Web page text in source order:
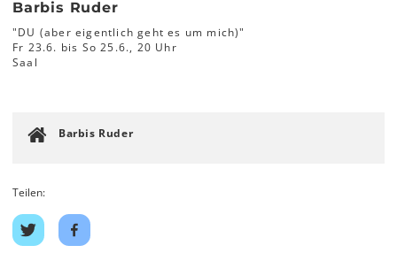
Barbis Ruder
"DU (aber eigentlich geht es um mich)"
Fr 23.6. bis So 25.6., 20 Uhr
Saal
Barbis Ruder
Teilen:
Auf
Twitter
Auf
Facebook